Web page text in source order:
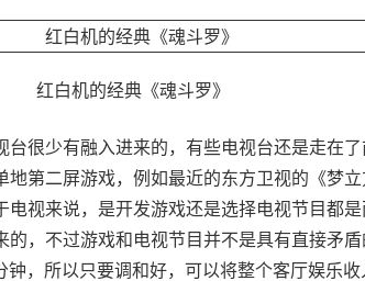
红白机的经典《魂斗罗》
台很少有融入进来的，有些电视台还是走在
地第二屏游戏，例如最近的东方卫视的《梦
电视来说，是开发游戏还是选择电视节目都
的，不过游戏和电视节目并不是具有直接矛
，所以只要调和好，可以将整个客厅娱乐收